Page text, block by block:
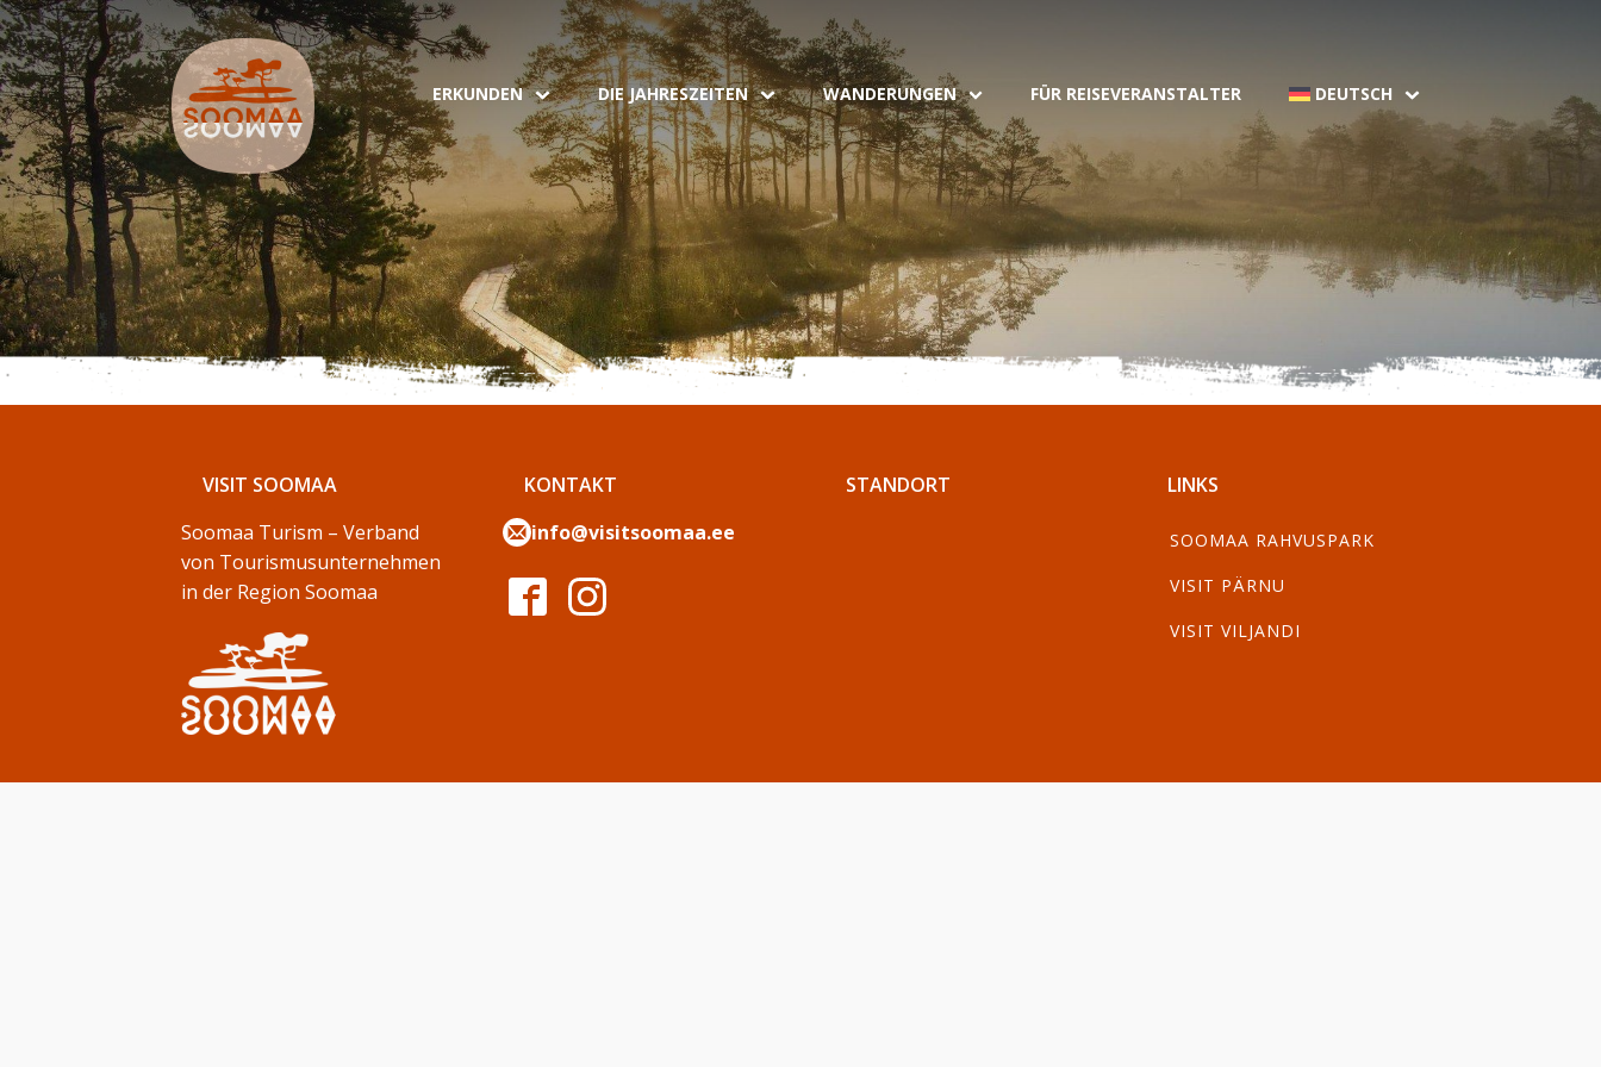
ERKUNDEN DIE JAHRESZEITEN WANDERUNGEN FÜR REISEVERANSTALTER DEUTSCH
VISIT SOOMAA
Soomaa Turism – Verband
von Tourismusunternehmen
in der Region Soomaa
KONTAKT
info@visitsoomaa.ee
STANDORT LINKS
SOOMAA RAHVUSPARK
VISIT PÄRNU
VISIT VILJANDI